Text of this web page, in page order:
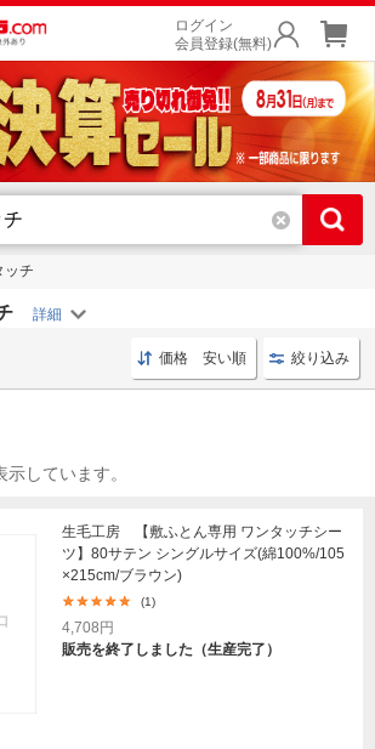
ログイン
会員登録(無料)
ッチ
寝具 ワンタッチシーツ
価格 安い順 絞り込み
しています。
生毛工房 【敷ふとん専用 ワンタッチシー
ツ】80サテン シングルサイズ(綿100%/105
×215cm/ブラウン)
(1)
4,708円
販売を終了しました（生産完了）